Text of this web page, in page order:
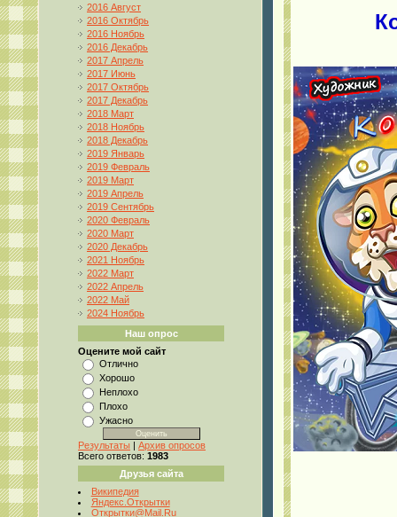
2016 Август
2016 Октябрь
2016 Ноябрь
2016 Декабрь
2017 Апрель
2017 Июнь
2017 Октябрь
2017 Декабрь
2018 Март
2018 Ноябрь
2018 Декабрь
2019 Январь
2019 Февраль
2019 Март
2019 Апрель
2019 Сентябрь
2020 Февраль
2020 Март
2020 Декабрь
2021 Ноябрь
2022 Март
2022 Апрель
2022 Май
2024 Ноябрь
Наш опрос
Оцените мой сайт
Отлично
Хорошо
Неплохо
Плохо
Ужасно
Результаты | Архив опросов
Всего ответов: 1983
Друзья сайта
Википедия
Яндекс.Открытки
Открытки@Mail.Ru